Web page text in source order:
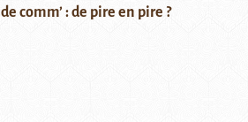
de comm’ : de pire en pire ?